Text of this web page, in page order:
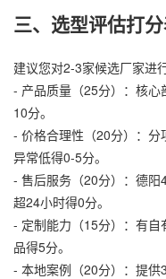
三、选型评估打分
建议您对2-3家候选厂家进
- 产品质量（25分）：核
10分。
- 价格合理性（20分）：
异常低得0-5分。
- 售后服务（20分）：德阳
超24小时得0分。
- 定制能力（15分）：有
品得5分。
- 本地案例（20分）：提供